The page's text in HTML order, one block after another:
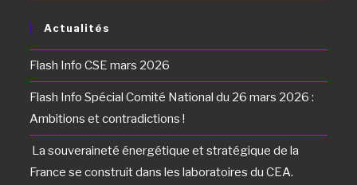
Actualités
Flash Info CSE mars 2026
Flash Info Spécial Comité National du 26 mars 2026 :
Ambitions et contradictions !
La souveraineté énergétique et stratégique de la
France se construit dans les laboratoires du CEA.